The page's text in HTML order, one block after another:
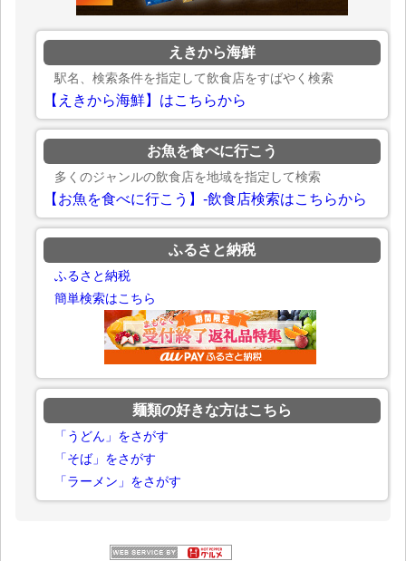
えきから海鮮
駅名、検索条件を指定して飲食店をすばやく検索
【えきから海鮮】はこちらから
お魚を食べに行こう
多くのジャンルの飲食店を地域を指定して検索
【お魚を食べに行こう】-飲食店検索はこちらから
ふるさと納税
ふるさと納税
簡単検索はこちら
麺類の好きな方はこちら
「うどん」をさがす
「そば」をさがす
「ラーメン」をさがす